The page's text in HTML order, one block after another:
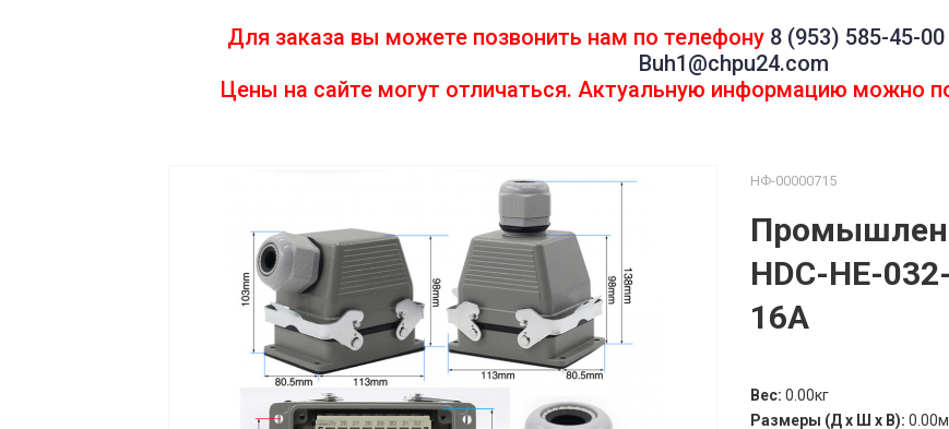
Для заказа вы можете позвонить нам по телефону 8 (953) 585-45-00
Buh1@chpu24.com
Цены на сайте могут отличаться. Актуальную информацию можно
НФ-00000715
HDC-HE-
16A
Вес: 0.00кг
Размеры (Д х Ш х В):